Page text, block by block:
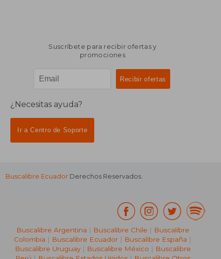
Suscríbete para recibir ofertas y
promociones
¿Necesitas ayuda?
Ir a Centro de Soporte
Buscalibre Ecuador Derechos Reservados.
Buscalibre Argentina | Buscalibre Chile | Buscalibre
Colombia | Buscalibre Ecuador | Buscalibre España |
Buscalibre Uruguay| Buscalibre México | Buscalibre